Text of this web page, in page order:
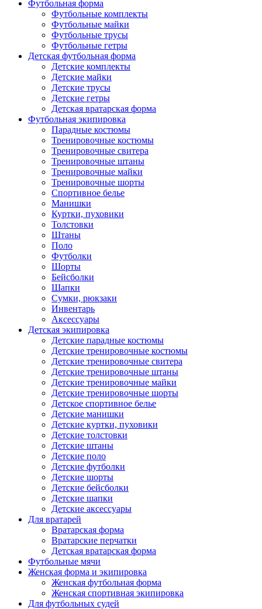
Футбольная форма
Футбольные комплекты
Футбольные майки
Футбольные трусы
Футбольные гетры
Детская футбольная форма
Детские комплекты
Детские майки
Детские трусы
Детские гетры
Детская вратарская форма
Футбольная экипировка
Парадные костюмы
Тренировочные костюмы
Тренировочные свитера
Тренировочные штаны
Тренировочные майки
Тренировочные шорты
Спортивное белье
Манишки
Куртки, пуховики
Толстовки
Штаны
Поло
Футболки
Шорты
Бейсболки
Шапки
Сумки, рюкзаки
Инвентарь
Аксессуары
Детская экипировка
Детские парадные костюмы
Детские тренировочные костюмы
Детские тренировочные свитера
Детские тренировочные штаны
Детские тренировочные майки
Детские тренировочные шорты
Детское спортивное белье
Детские манишки
Детские куртки, пуховики
Детские толстовки
Детские штаны
Детские поло
Детские футболки
Детские шорты
Детские бейсболки
Детские шапки
Детские аксессуары
Для вратарей
Вратарская форма
Вратарские перчатки
Детская вратарская форма
Футбольные мячи
Женская форма и экипировка
Женская футбольная форма
Женская спортивная экипировка
Для футбольных судей